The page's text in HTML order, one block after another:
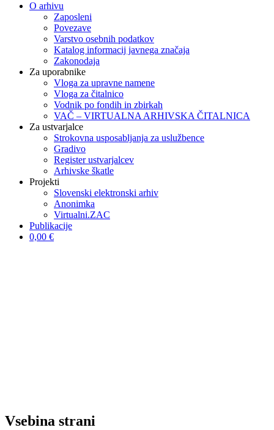
O arhivu
Zaposleni
Povezave
Varstvo osebnih podatkov
Katalog informacij javnega značaja
Zakonodaja
Za uporabnike
Vloga za upravne namene
Vloga za čitalnico
Vodnik po fondih in zbirkah
VAČ – VIRTUALNA ARHIVSKA ČITALNICA
Za ustvarjalce
Strokovna usposabljanja za uslužbence
Gradivo
Register ustvarjalcev
Arhivske škatle
Projekti
Slovenski elektronski arhiv
Anonimka
Virtualni.ZAC
Publikacije
0,00 €
Vsebina strani